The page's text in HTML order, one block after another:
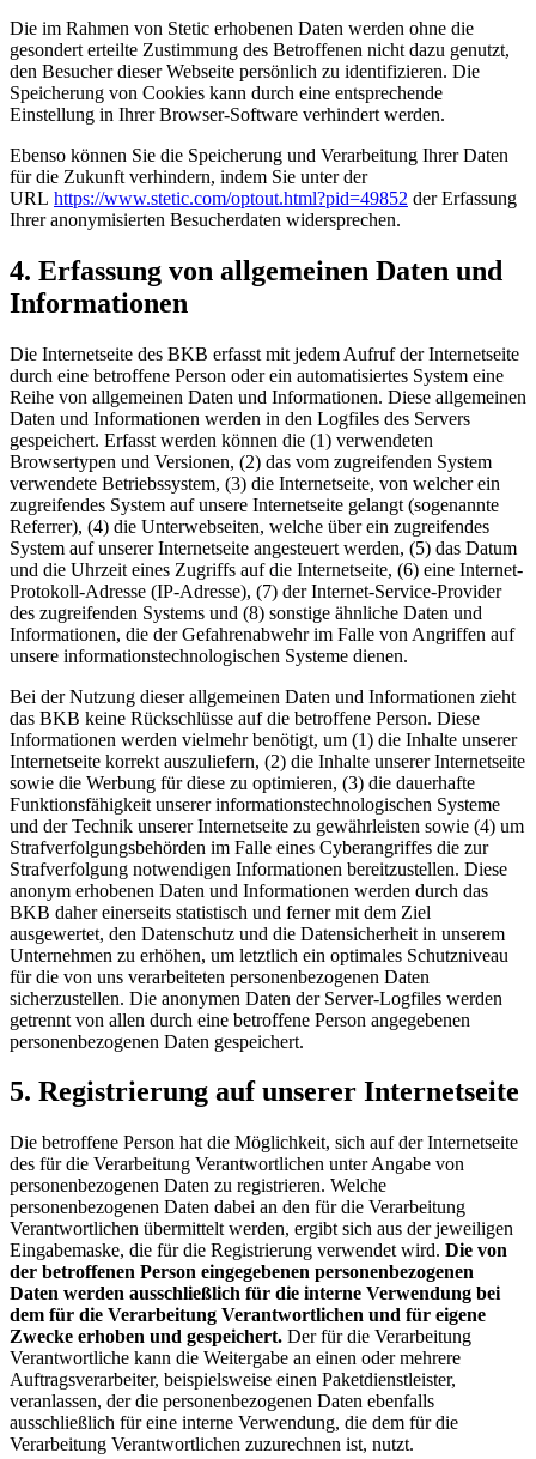
Die im Rahmen von Stetic erhobenen Daten werden ohne die
gesondert erteilte Zustimmung des Betroffenen nicht dazu genutzt,
den Besucher dieser Webseite persönlich zu identifizieren. Die
Speicherung von Cookies kann durch eine entsprechende
Einstellung in Ihrer Browser-Software verhindert werden.
Ebenso können Sie die Speicherung und Verarbeitung Ihrer Daten
für die Zukunft verhindern, indem Sie unter der
URL https://www.stetic.com/optout.html?pid=49852 der Erfassung
Ihrer anonymisierten Besucherdaten widersprechen.
4. Erfassung von allgemeinen Daten und
Informationen
Die Internetseite des BKB erfasst mit jedem Aufruf der Internetseite
durch eine betroffene Person oder ein automatisiertes System eine
Reihe von allgemeinen Daten und Informationen. Diese allgemeinen
Daten und Informationen werden in den Logfiles des Servers
gespeichert. Erfasst werden können die (1) verwendeten
Browsertypen und Versionen, (2) das vom zugreifenden System
verwendete Betriebssystem, (3) die Internetseite, von welcher ein
zugreifendes System auf unsere Internetseite gelangt (sogenannte
Referrer), (4) die Unterwebseiten, welche über ein zugreifendes
System auf unserer Internetseite angesteuert werden, (5) das Datum
und die Uhrzeit eines Zugriffs auf die Internetseite, (6) eine Internet-
Protokoll-Adresse (IP-Adresse), (7) der Internet-Service-Provider
des zugreifenden Systems und (8) sonstige ähnliche Daten und
Informationen, die der Gefahrenabwehr im Falle von Angriffen auf
unsere informationstechnologischen Systeme dienen.
Bei der Nutzung dieser allgemeinen Daten und Informationen zieht
das BKB keine Rückschlüsse auf die betroffene Person. Diese
Informationen werden vielmehr benötigt, um (1) die Inhalte unserer
Internetseite korrekt auszuliefern, (2) die Inhalte unserer Internetseite
sowie die Werbung für diese zu optimieren, (3) die dauerhafte
Funktionsfähigkeit unserer informationstechnologischen Systeme
und der Technik unserer Internetseite zu gewährleisten sowie (4) um
Strafverfolgungsbehörden im Falle eines Cyberangriffes die zur
Strafverfolgung notwendigen Informationen bereitzustellen. Diese
anonym erhobenen Daten und Informationen werden durch das
BKB daher einerseits statistisch und ferner mit dem Ziel
ausgewertet, den Datenschutz und die Datensicherheit in unserem
Unternehmen zu erhöhen, um letztlich ein optimales Schutzniveau
für die von uns verarbeiteten personenbezogenen Daten
sicherzustellen. Die anonymen Daten der Server-Logfiles werden
getrennt von allen durch eine betroffene Person angegebenen
personenbezogenen Daten gespeichert.
5. Registrierung auf unserer Internetseite
Die betroffene Person hat die Möglichkeit, sich auf der Internetseite
des für die Verarbeitung Verantwortlichen unter Angabe von
personenbezogenen Daten zu registrieren. Welche
personenbezogenen Daten dabei an den für die Verarbeitung
Verantwortlichen übermittelt werden, ergibt sich aus der jeweiligen
Eingabemaske, die für die Registrierung verwendet wird. Die von
der betroffenen Person eingegebenen personenbezogenen
Daten werden ausschließlich für die interne Verwendung bei
dem für die Verarbeitung Verantwortlichen und für eigene
Zwecke erhoben und gespeichert. Der für die Verarbeitung
Verantwortliche kann die Weitergabe an einen oder mehrere
Auftragsverarbeiter, beispielsweise einen Paketdienstleister,
veranlassen, der die personenbezogenen Daten ebenfalls
ausschließlich für eine interne Verwendung, die dem für die
Verarbeitung Verantwortlichen zuzurechnen ist, nutzt.